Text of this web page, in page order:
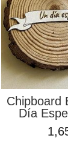
Chipboard
Día